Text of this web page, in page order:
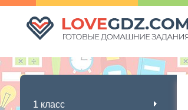
1 класс